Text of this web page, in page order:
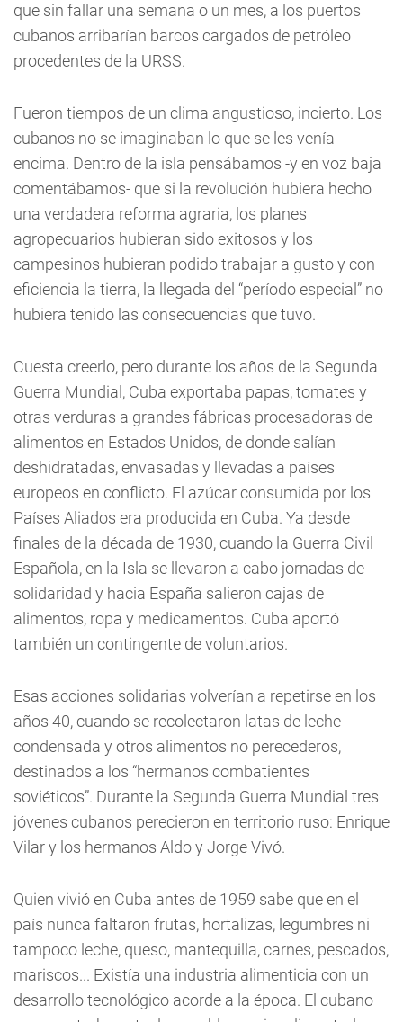
que sin fallar una semana o un mes, a los puertos
cubanos arribarían barcos cargados de petróleo
procedentes de la URSS.
Fueron tiempos de un clima angustioso, incierto. Los
cubanos no se imaginaban lo que se les venía
encima. Dentro de la isla pensábamos -y en voz baja
comentábamos- que si la revolución hubiera hecho
una verdadera reforma agraria, los planes
agropecuarios hubieran sido exitosos y los
campesinos hubieran podido trabajar a gusto y con
eficiencia la tierra, la llegada del “período especial” no
hubiera tenido las consecuencias que tuvo.
Cuesta creerlo, pero durante los años de la Segunda
Guerra Mundial, Cuba exportaba papas, tomates y
otras verduras a grandes fábricas procesadoras de
alimentos en Estados Unidos, de donde salían
deshidratadas, envasadas y llevadas a países
europeos en conflicto. El azúcar consumida por los
Países Aliados era producida en Cuba. Ya desde
finales de la década de 1930, cuando la Guerra Civil
Española, en la Isla se llevaron a cabo jornadas de
solidaridad y hacia España salieron cajas de
alimentos, ropa y medicamentos. Cuba aportó
también un contingente de voluntarios.
Esas acciones solidarias volverían a repetirse en los
años 40, cuando se recolectaron latas de leche
condensada y otros alimentos no perecederos,
destinados a los “hermanos combatientes
soviéticos”. Durante la Segunda Guerra Mundial tres
jóvenes cubanos perecieron en territorio ruso: Enrique
Vilar y los hermanos Aldo y Jorge Vivó.
Quien vivió en Cuba antes de 1959 sabe que en el
país nunca faltaron frutas, hortalizas, legumbres ni
tampoco leche, queso, mantequilla, carnes, pescados,
mariscos... Existía una industria alimenticia con un
desarrollo tecnológico acorde a la época. El cubano